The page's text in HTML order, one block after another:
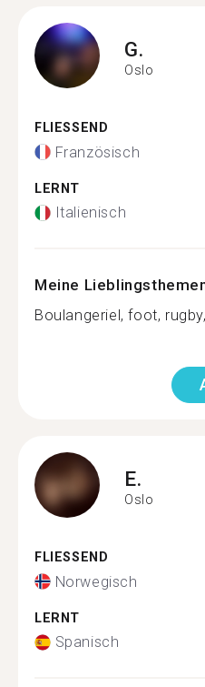
G.
Oslo
FLIESSEND
Französisch
LERNT
Italienisch
Meine
Boulangeriel, foot,
E.
Oslo
FLIESSEND
Norwegisch
LERNT
Spanisch